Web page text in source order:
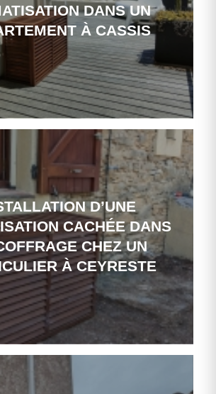
DANS UN
À CASSIS
D’UNE
CACHÉE DANS
CHEZ UN
À CEYRESTE